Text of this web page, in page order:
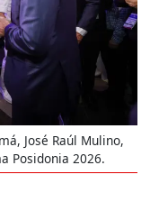
José Raúl Mulino,
Posidonia 2026.